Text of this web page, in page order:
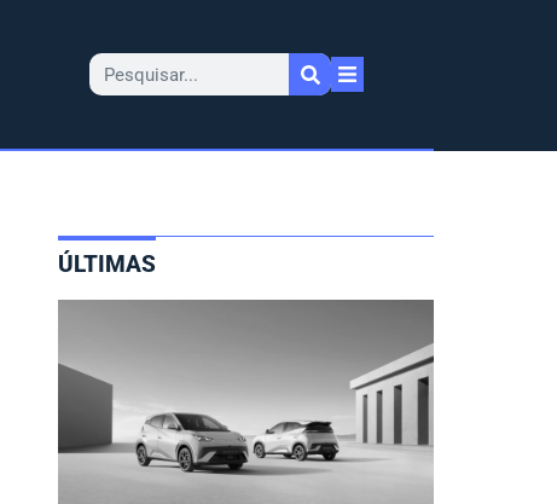
ÚLTIMAS